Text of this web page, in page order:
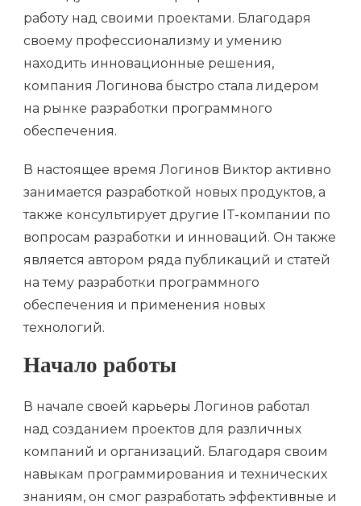
работу над своими проектами. Благодаря
своему профессионализму и умению
находить инновационные решения,
компания Логинова быстро стала лидером
на рынке разработки программного
обеспечения.
В настоящее время Логинов Виктор активно
занимается разработкой новых продуктов, а
также консультирует другие IT-компании по
вопросам разработки и инноваций. Он также
является автором ряда публикаций и статей
на тему разработки программного
обеспечения и применения новых
технологий.
Начало работы
В начале своей карьеры Логинов работал
над созданием проектов для различных
компаний и организаций. Благодаря своим
навыкам программирования и технических
знаниям, он смог разработать эффективные и